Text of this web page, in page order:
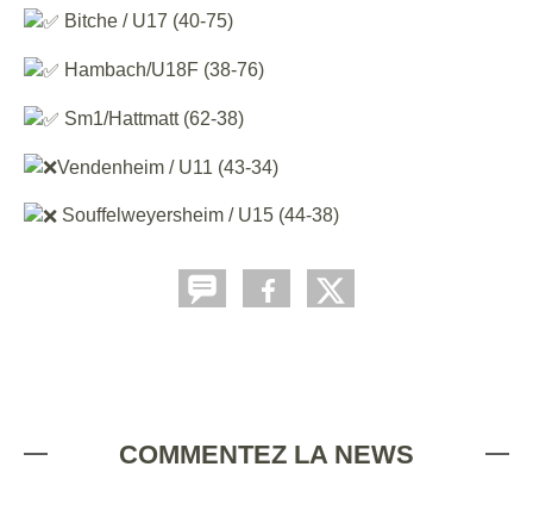
Bitche / U17 (40-75)
Hambach/U18F (38-76)
Sm1/Hattmatt (62-38)
Vendenheim / U11 (43-34)
Souffelweyersheim / U15 (44-38)
COMMENTEZ LA NEWS